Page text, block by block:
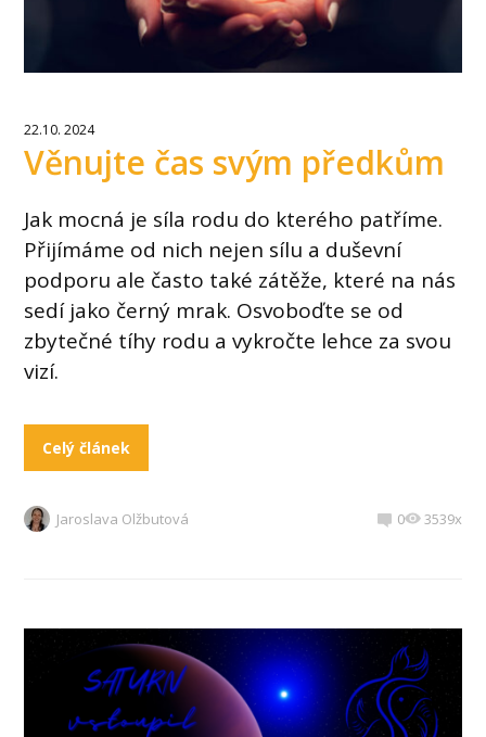
22.10. 2024
Věnujte čas svým předkům
Jak mocná je síla rodu do kterého patříme.
Přijímáme od nich nejen sílu a duševní
podporu ale často také zátěže, které na nás
sedí jako černý mrak. Osvoboďte se od
zbytečné tíhy rodu a vykročte lehce za svou
vizí.
Celý článek
Jaroslava Olžbutová 0 3539x